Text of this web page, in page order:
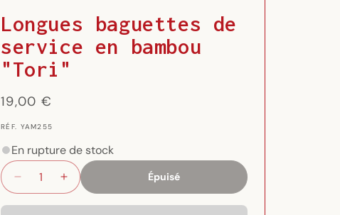
Longues baguettes de
service en bambou
"Tori"
Prix
habituel
19,00 €
RÉF.
}}:
RÉF. YAM255
En rupture de stock
Réduire
la
Augmenter
la
Épuisé